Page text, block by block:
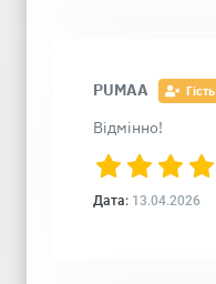
PUMAA Гість
Відмінно!
Дата: 13.04.2026